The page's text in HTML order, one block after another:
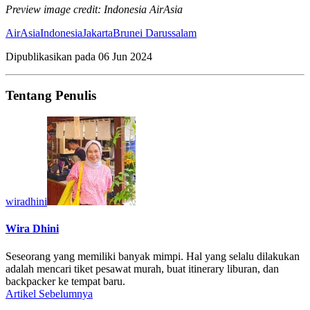
Preview image credit: Indonesia AirAsia
AirAsiaIndonesiaJakartaBrunei Darussalam
Dipublikasikan pada 06 Jun 2024
Tentang Penulis
wiradhini
Wira Dhini
Seseorang yang memiliki banyak mimpi. Hal yang selalu dilakukan
adalah mencari tiket pesawat murah, buat itinerary liburan, dan
backpacker ke tempat baru.
Artikel Sebelumnya